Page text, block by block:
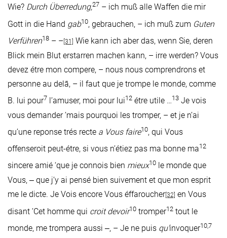
Wie? Durch Überredung,27 – ich muß alle Waffen die mir
Gott in die Hand gab10, gebrauchen, – ich muß zum Guten
Verführen18 – – [31]
Wie kann ich aber das, wenn Sie, deren
Blick mein Blut erstarren machen kann, – irre werden? Vous
devez étre mon compere, – nous nous comprendrons et
personne au delā, – il faut que je trompe le monde, comme
B. lui pour7 l’amuser, moi pour lui12 étre utile …13 Je vois
vous demander ’mais pourquoi les tromper, – et je n’ai
qu’une reponse trés recte a Vous faire10, qui Vous
offenseroit peut-étre, si vous n’étiez pas ma bonne ma12
sincere amié ‘que je connois bien mieux10 le monde que
Vous, ‒ que j’y ai pensé bien suivement et que mon esprit
me le dicte. Je Vois encore Vous éffaroucher[32] en Vous
disant ’Cet homme qui croit devoir10 tromper12 tout le
monde, me trompera aussi ‒, – Je ne puis qu’invoquer10,7